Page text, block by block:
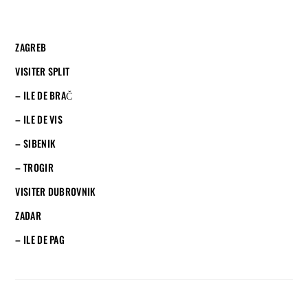
ZAGREB
VISITER SPLIT
– ILE DE BRAČ
– ILE DE VIS
– SIBENIK
– TROGIR
VISITER DUBROVNIK
ZADAR
– ILE DE PAG